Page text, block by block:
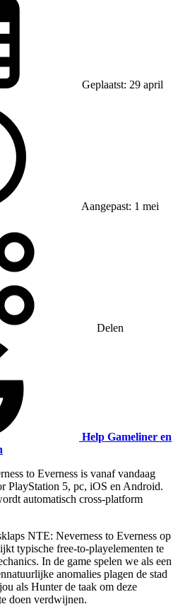
Geplaatst: 29 april
Aangepast: 1 mei
Delen
Help Gameliner en
to Everness is vanaf vandaag
PlayStation 5, pc, iOS en Android.
automatisch cross-platform
NTE: Neverness to Everness op
typische free-to-playelementen te
In de game spelen we als een
anomalies plagen de stad
als Hunter de taak om deze
doen verdwijnen.